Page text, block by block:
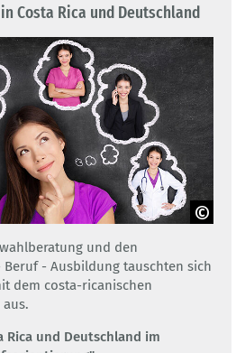
Costa Rica und Deutschland
und den
Beruf - Ausbildung tauschten sich
dem costa-ricanischen
Rica und Deutschland im